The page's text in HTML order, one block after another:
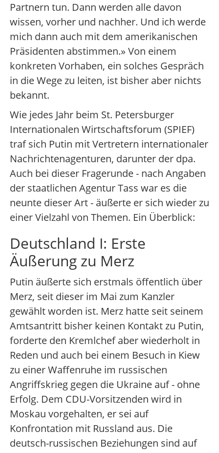
Partnern tun. Dann werden alle davon
wissen, vorher und nachher. Und ich werde
mich dann auch mit dem amerikanischen
Präsidenten abstimmen.» Von einem
konkreten Vorhaben, ein solches Gespräch
in die Wege zu leiten, ist bisher aber nichts
bekannt.
Wie jedes Jahr beim St. Petersburger
Internationalen Wirtschaftsforum (SPIEF)
traf sich Putin mit Vertretern internationaler
Nachrichtenagenturen, darunter der dpa.
Auch bei dieser Fragerunde - nach Angaben
der staatlichen Agentur Tass war es die
neunte dieser Art - äußerte er sich wieder zu
einer Vielzahl von Themen. Ein Überblick:
Deutschland I: Erste
Äußerung zu Merz
Putin äußerte sich erstmals öffentlich über
Merz, seit dieser im Mai zum Kanzler
gewählt worden ist. Merz hatte seit seinem
Amtsantritt bisher keinen Kontakt zu Putin,
forderte den Kremlchef aber wiederholt in
Reden und auch bei einem Besuch in Kiew
zu einer Waffenruhe im russischen
Angriffskrieg gegen die Ukraine auf - ohne
Erfolg. Dem CDU-Vorsitzenden wird in
Moskau vorgehalten, er sei auf
Konfrontation mit Russland aus. Die
deutsch-russischen Beziehungen sind auf